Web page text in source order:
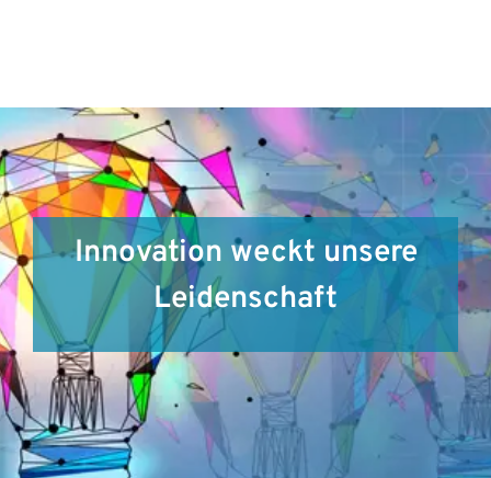
Innovation weckt unsere
Leidenschaft